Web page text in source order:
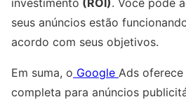
investimento (ROI). Você pode
seus anúncios estão
acordo com seus objetivos.
Em suma, o Google Ads
completa para anúncios